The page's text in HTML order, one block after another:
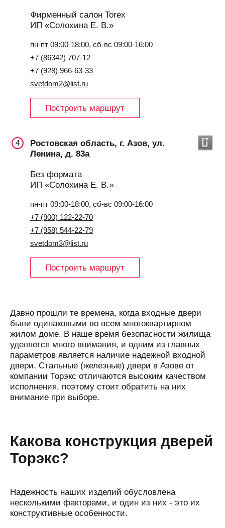
Фирменный салон Torex
ИП «Солохина Е. В.»
пн-пт 09:00-18:00, сб-вс 09:00-16:00
+7 (86342) 707-12
+7 (928) 966-63-33
svetdom2@list.ru
Построить маршрут
4
Ростовская область, г. Азов, ул.
Ленина, д. 83а
Без формата
ИП «Солохина Е. В.»
пн-пт 09:00-18:00, сб-вс 09:00-16:00
+7 (900) 122-22-70
+7 (958) 544-22-79
svetdom3@list.ru
Построить маршрут
Давно прошли те времена, когда входные двери
были одинаковыми во всем многоквартирном
жилом доме. В наше время безопасности жилища
уделяется много внимания, и одним из главных
параметров является наличие надежной входной
двери. Стальные (железные) двери в Азове от
компании Торэкс отличаются высоким качеством
исполнения, поэтому стоит обратить на них
внимание при выборе.
Какова конструкция дверей
Торэкс?
Надежность наших изделий обусловлена
несколькими факторами, и один из них - это их
конструктивные особенности.